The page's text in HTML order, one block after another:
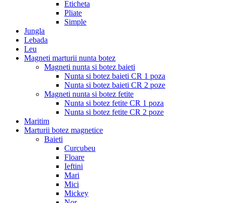
Eticheta
Pliate
Simple
Jungla
Lebada
Leu
Magneti marturii nunta botez
Magneti nunta si botez baieti
Nunta si botez baieti CR 1 poza
Nunta si botez baieti CR 2 poze
Magneti nunta si botez fetite
Nunta si botez fetite CR 1 poza
Nunta si botez fetite CR 2 poze
Maritim
Marturii botez magnetice
Baieti
Curcubeu
Floare
Ieftini
Mari
Mici
Mickey